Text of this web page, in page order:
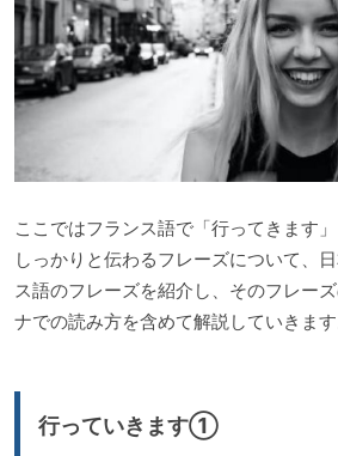
ここではフランス語で「行ってきます
しっかりと伝わるフレーズについて、
ス語のフレーズを紹介し、そのフレー
ナでの読み方を含めて解説していきます
行っていきます①